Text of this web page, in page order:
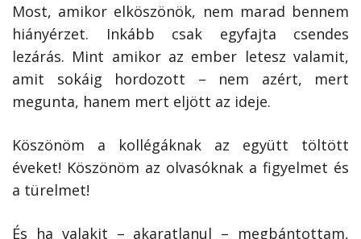
Most, amikor elköszönök, nem marad bennem
hiányérzet. Inkább csak egyfajta csendes
lezárás. Mint amikor az ember letesz valamit,
amit sokáig hordozott – nem azért, mert
megunta, hanem mert eljött az ideje.
Köszönöm a kollégáknak az együtt töltött
éveket! Köszönöm az olvasóknak a figyelmet és
a tü­relmet!
És ha valakit – akaratlanul – megbántottam,